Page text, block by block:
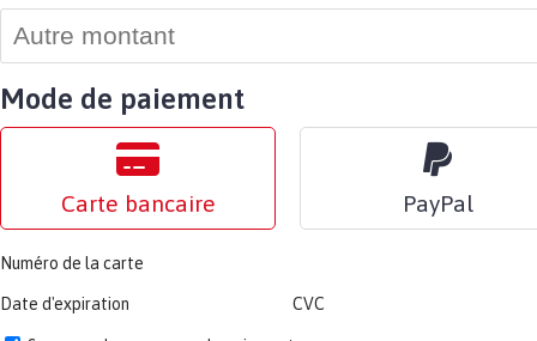
Mode de paiement
Carte bancaire PayPal
Numéro de la carte
Date d'expiration CVC